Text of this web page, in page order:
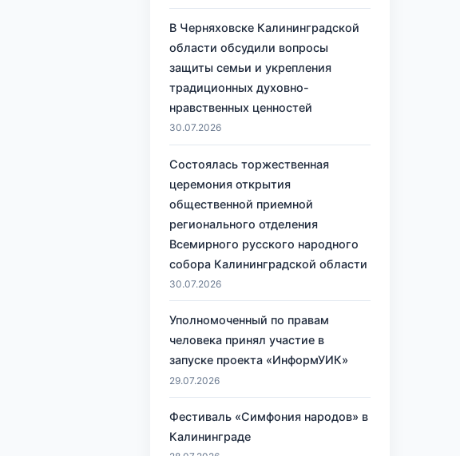
В Черняховске Калининградской
области обсудили вопросы
защиты семьи и укрепления
традиционных духовно-
нравственных ценностей
30.07.2026
Состоялась торжественная
церемония открытия
общественной приемной
регионального отделения
Всемирного русского народного
собора Калининградской области
30.07.2026
Уполномоченный по правам
человека принял участие в
запуске проекта «ИнформУИК»
29.07.2026
Фестиваль «Симфония народов» в
Калининграде